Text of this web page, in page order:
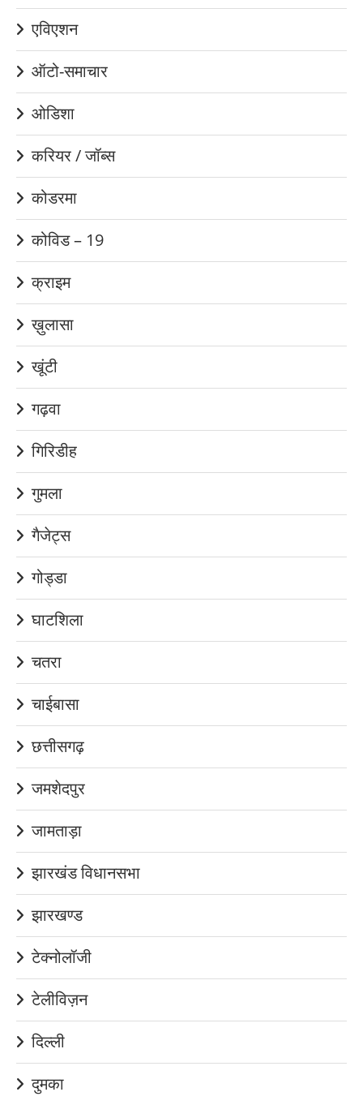
एविएशन
ऑटो-समाचार
ओडिशा
करियर / जॉब्स
कोडरमा
कोविड – 19
क्राइम
ख़ुलासा
खूंटी
गढ़वा
गिरिडीह
गुमला
गैजेट्स
गोड्डा
घाटशिला
चतरा
चाईबासा
छत्तीसगढ़
जमशेदपुर
जामताड़ा
झारखंड विधानसभा
झारखण्ड
टेक्नोलॉजी
टेलीविज़न
दिल्ली
दुमका